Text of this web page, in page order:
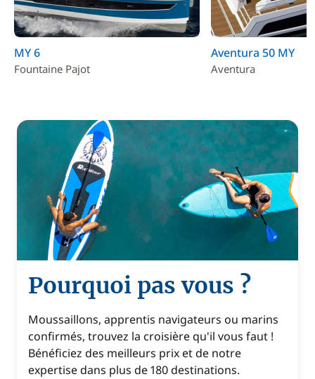
MY 6
Fountaine Pajot
Aventura 50 MY
Aventura
Pourquoi pas vous ?
Moussaillons, apprentis navigateurs ou marins
confirmés, trouvez la croisière qu'il vous faut !
Bénéficiez des meilleurs prix et de notre
expertise dans plus de 180 destinations.